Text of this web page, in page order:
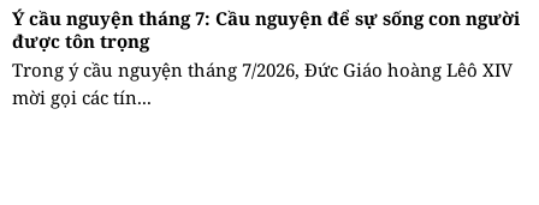
Ý cầu nguyện tháng 7: Cầu nguyện để sự sống con người
được tôn trọng
Trong ý cầu nguyện tháng 7/2026, Đức Giáo hoàng Lêô XIV
mời gọi các tín...